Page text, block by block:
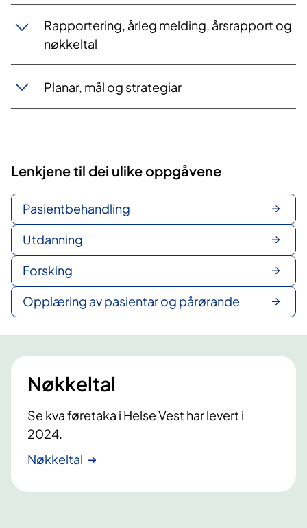
Rapportering, årleg melding, årsrapport og
nøkkeltal
Planar, mål og strategiar
Lenkjene til dei ulike oppgåvene
Pasientbehandling
Utdanning
Forsking
Opplæring av pasientar og pårørande
Nøkkeltal
Se kva føretaka i Helse Vest har levert i
2024.
Nøkkeltal